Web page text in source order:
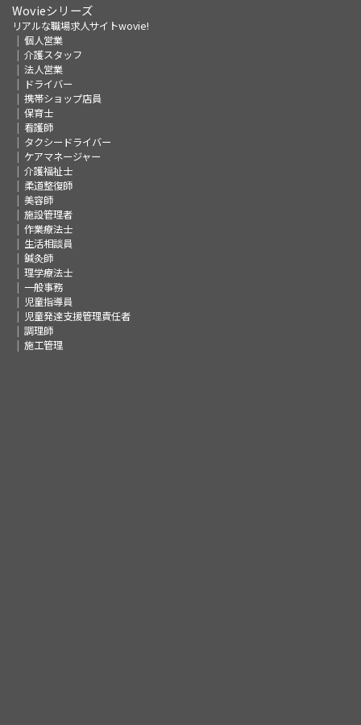
Wovieシリーズ
リアルな職場求人サイトwovie!
個人営業
介護スタッフ
法人営業
ドライバー
携帯ショップ店員
保育士
看護師
タクシードライバー
ケアマネージャー
介護福祉士
柔道整復師
美容師
施設管理者
作業療法士
生活相談員
鍼灸師
理学療法士
一般事務
児童指導員
児童発達支援管理責任者
調理師
施工管理